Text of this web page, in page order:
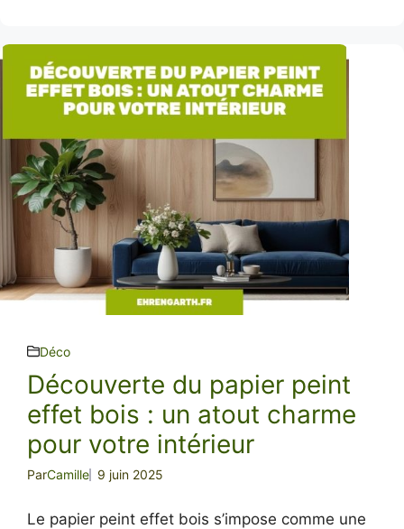
Déco
Découverte du papier peint
effet bois : un atout charme
pour votre intérieur
ParCamille 9 juin 2025
Le papier peint effet bois s’impose comme une